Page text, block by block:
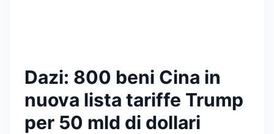
Dazi: 800 beni Cina in
nuova lista tariffe Trump
per 50 mld di dollari